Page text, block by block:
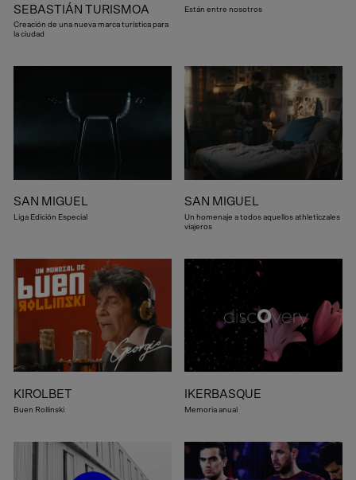
SEBASTIÁN TURISMOA
Creación de una nueva marca turística para
la ciudad
Están entre nosotros
SAN MIGUEL
Liga Edición Especial
SAN MIGUEL
Un homenaje a todos aquellos athleticzales
viajeros
KIROLBET
Buen Rollinski
IKERBASQUE
Memoria anual